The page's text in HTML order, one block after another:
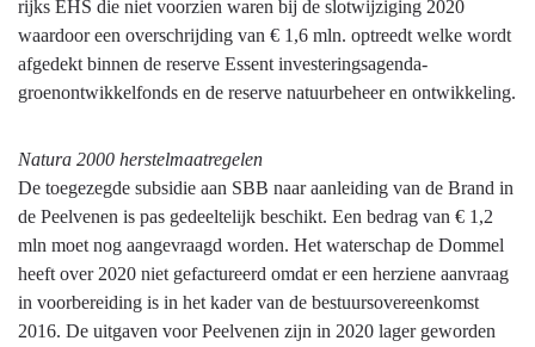
rijks EHS die niet voorzien waren bij de slotwijziging 2020
waardoor een overschrijding van € 1,6 mln. optreedt welke wordt
afgedekt binnen de reserve Essent investeringsagenda-
groenontwikkelfonds en de reserve natuurbeheer en ontwikkeling.
Natura 2000 herstelmaatregelen
De toegezegde subsidie aan SBB naar aanleiding van de Brand in
de Peelvenen is pas gedeeltelijk beschikt. Een bedrag van € 1,2
mln moet nog aangevraagd worden. Het waterschap de Dommel
heeft over 2020 niet gefactureerd omdat er een herziene aanvraag
in voorbereiding is in het kader van de bestuursovereenkomst
2016. De uitgaven voor Peelvenen zijn in 2020 lager geworden